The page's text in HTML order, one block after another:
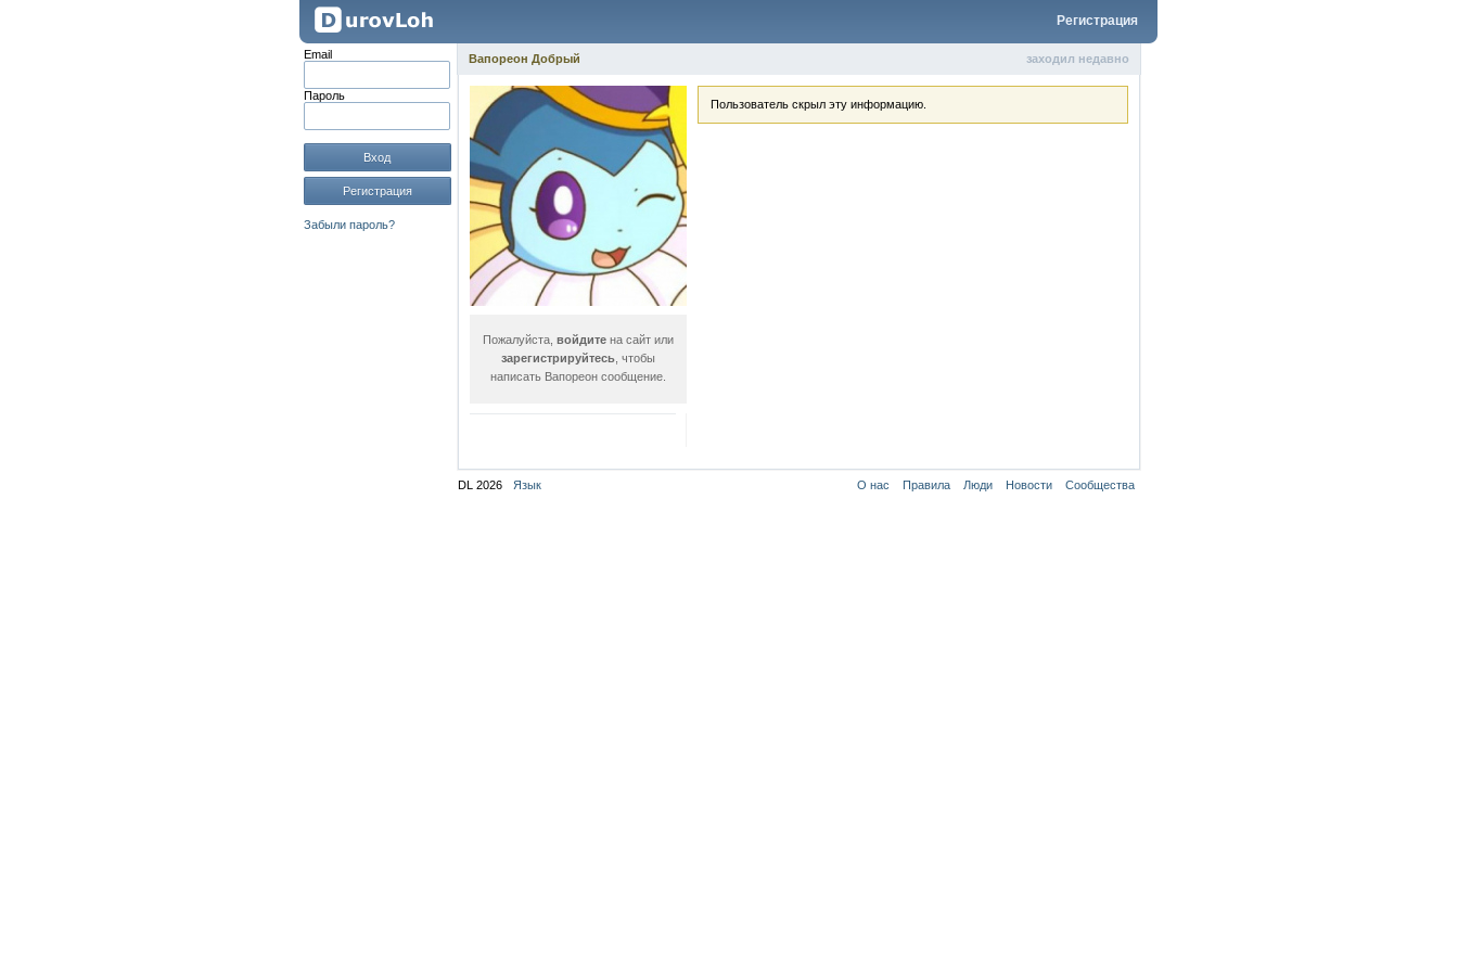
Регистрация
Email
Пароль
Вход
Регистрация
Забыли пароль?
заходил недавно
Вапореон Добрый
Пожалуйста, войдитена сайт или
зарегистрируйтесь, чтобы
написать Вапореон сообщение.
Пользователь скрыл эту информацию.
DL 2026 Язык О нас Правила Люди Новости Сообщества